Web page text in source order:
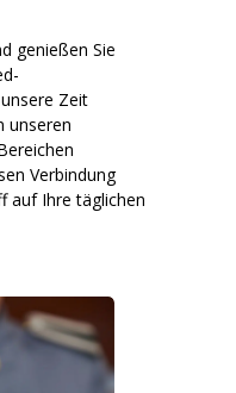
genießen Sie
Zeit
unseren
Verbindung
auf Ihre täglichen